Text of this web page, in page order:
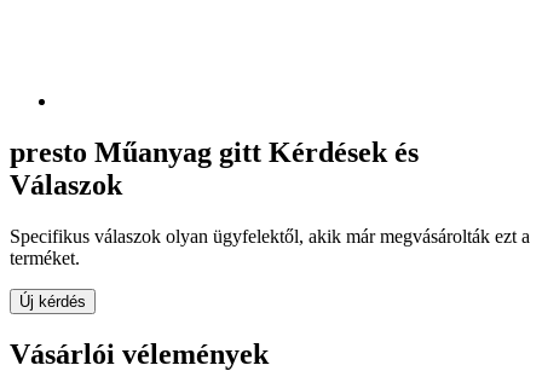
presto Műanyag gitt Kérdések és
Válaszok
Specifikus válaszok olyan ügyfelektől, akik már megvásárolták ezt a
terméket.
Új kérdés
Vásárlói vélemények